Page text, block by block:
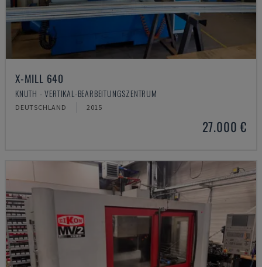
X-MILL 640
KNUTH - VERTIKAL-BEARBEITUNGSZENTRUM
DEUTSCHLAND 2015
27.000 €